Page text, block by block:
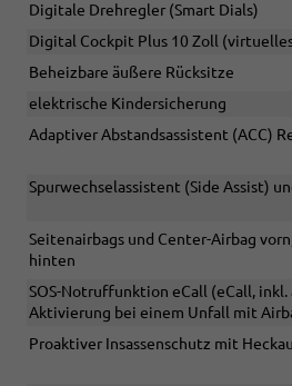
Digitale Drehregler (Smart Dials)
Digital Cockpit Plus 10 Zoll
Beheizbare äußere Rücksitze
elektrische Kindersicherung
Adaptiver Abstandsassistent (ACC)
Spurwechselassistent (Side Assist)
Seitenairbags und Center-Airbag
hinten
SOS-Notruffunktion eCall (eCall,
Aktivierung bei einem Unfall mit
Proaktiver Insassenschutz mit